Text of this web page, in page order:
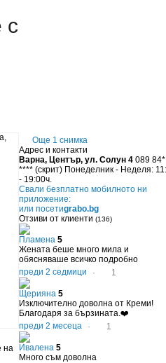
с
на
Още 1 снимка
Адрес и контакти
Варна, Център, ул. Солун 4 089 84*
**** (скрит) Понеделник - Неделя:
- 19:00ч.
Свали безплатно мобилното ни
приложение:
или посетиgrabo.bg
Отзиви от клиенти (136)
Пламена 5
Жената беше много мила и
обясняваше всичко подробно
преди 2 седмици
· 1
Щерияна 5
Изключително доволна от Креми!
Благодаря за бързината.❤️
преди 2 месеца
· 1
Ивалена 5
Много съм доволна